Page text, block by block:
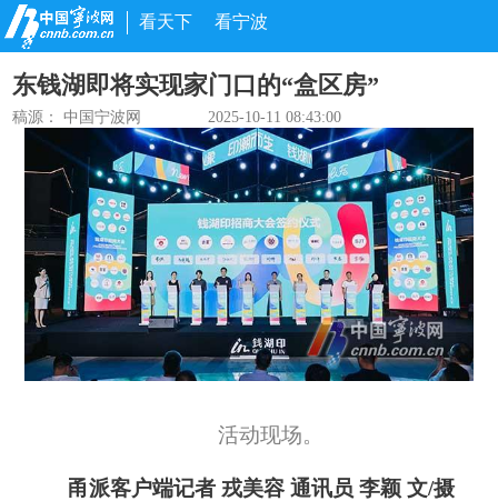
看天下 看宁波
东钱湖即将实现家门口的“盒区房”
稿源： 中国宁波网 2025-10-11 08:43:00
活动现场。
甬派客户端记者 戎美容 通讯员 李颖 文/摄